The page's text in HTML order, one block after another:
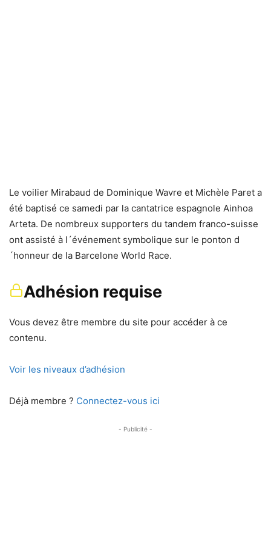
Le voilier Mirabaud de Dominique Wavre et Michèle Paret a
été baptisé ce samedi par la cantatrice espagnole Ainhoa
Arteta. De nombreux supporters du tandem franco-suisse
ont assisté à l´événement symbolique sur le ponton d
´honneur de la Barcelone World Race.
Adhésion requise
Vous devez être membre du site pour accéder à ce
contenu.
Voir les niveaux d’adhésion
Déjà membre ? Connectez-vous ici
- Publicité -